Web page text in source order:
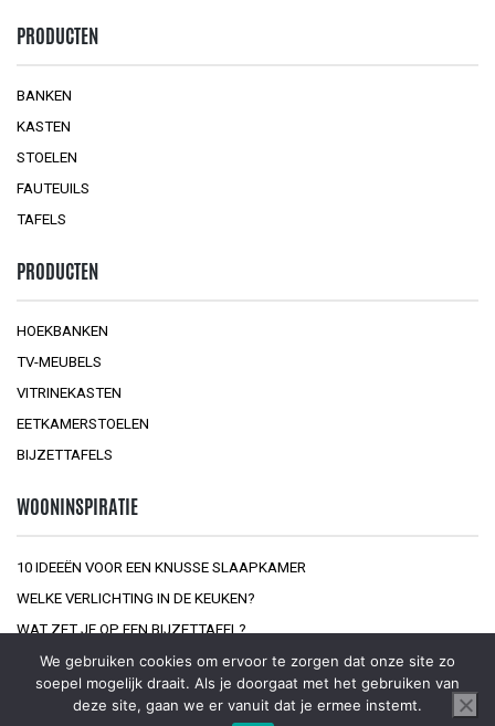
PRODUCTEN
BANKEN
KASTEN
STOELEN
FAUTEUILS
TAFELS
PRODUCTEN
HOEKBANKEN
TV-MEUBELS
VITRINEKASTEN
EETKAMERSTOELEN
BIJZETTAFELS
WOONINSPIRATIE
10 IDEEËN VOOR EEN KNUSSE SLAAPKAMER
WELKE VERLICHTING IN DE KEUKEN?
WAT ZET JE OP EEN BIJZETTAFEL?
We gebruiken cookies om ervoor te zorgen dat onze site zo
soepel mogelijk draait. Als je doorgaat met het gebruiken van
deze site, gaan we er vanuit dat je ermee instemt.